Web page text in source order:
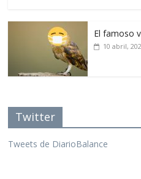
El famoso
10 abril,
Twitter
Tweets de DiarioBalance